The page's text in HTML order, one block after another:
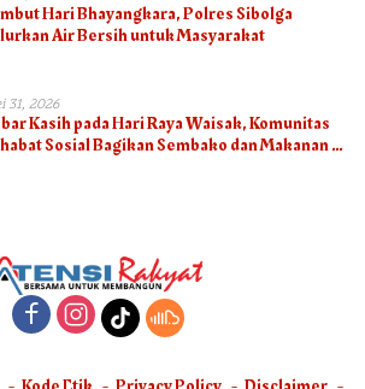
Hari Bhayangkara, Polres Sibolga
Air Bersih untuk Masyarakat
31, 2026
Kasih pada Hari Raya Waisak, Komunitas
Sosial Bagikan Sembako dan Makanan di